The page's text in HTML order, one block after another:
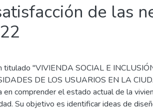
de las
"VIVIENDA SOCIAL E
DE LOS USUARIOS EN LA
comprender el estado actual de la
Su objetivo es identificar ideas de